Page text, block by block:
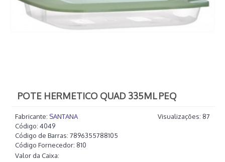
POTE HERMETICO QUAD 335ML PEQ
Visualizações: 87
Fabricante: SANTANA
Código: 4049
Código de Barras: 7896355788105
Código Fornecedor: 810
Valor da Caixa: